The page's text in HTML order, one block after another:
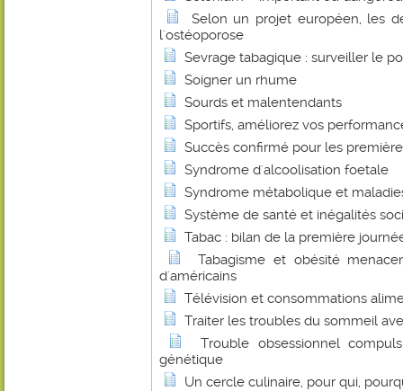
Selon un projet européen, les
l'ostéoporose
Sevrage tabagique : surveiller le
Soigner un rhume
Sourds et malentendants
Sportifs, améliorez vos
Succès confirmé pour les
Syndrome d'alcoolisation foetale
Syndrome métabolique et
Système de santé et inégalités
Tabac : bilan de la première
Tabagisme et obésité
d'américains
Télévision et consommations
Traiter les troubles du sommeil
Trouble obsessionnel
génétique
Un cercle culinaire, pour qui,